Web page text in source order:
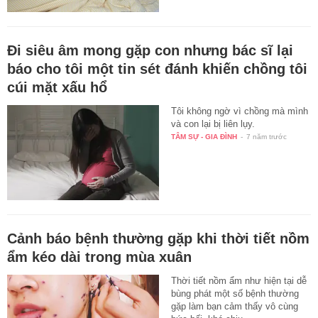
Đi siêu âm mong gặp con nhưng bác sĩ lại
báo cho tôi một tin sét đánh khiến chồng tôi
cúi mặt xấu hổ
Tôi không ngờ vì chồng mà mình
và con lại bị liên lụy.
TÂM SỰ - GIA ĐÌNH - 7 năm trước
Cảnh báo bệnh thường gặp khi thời tiết nồm
ẩm kéo dài trong mùa xuân
Thời tiết nồm ẩm như hiện tại dễ
bùng phát một số bệnh thường
gặp làm bạn cảm thấy vô cùng